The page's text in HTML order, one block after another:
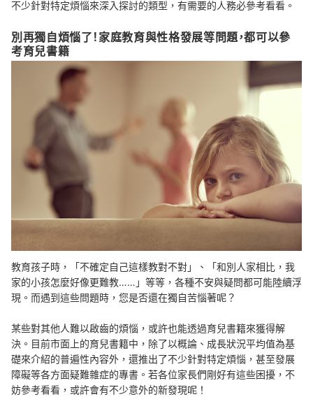
不少針對特定煩惱來深入探討的類型，有需要的人務必參考看看。
別再獨自煩惱了！家庭教育與性格發展等問題，都可以參
考育兒書籍
教育孩子時，「不確定自己這樣教對不對」、「和別人家相比，我
家的小孩怎麼好像更難教……」等等，各種不安與疑問都可能陸續浮
現。而遇到這些問題時，您是否還在獨自苦惱著呢？
某些對其他人難以啟齒的煩惱，或許也能透過育兒書籍來獲得解
決。目前市面上的育兒書籍中，除了以概論、成長狀況平均值為基
礎來介紹的普遍性內容外，還推出了不少針對特定煩惱，甚至發展
障礙等各方面疑難雜症的專書。若各位家長們剛好有這些困擾，不
妨參考看看，或許會有不少意外的新發現呢！